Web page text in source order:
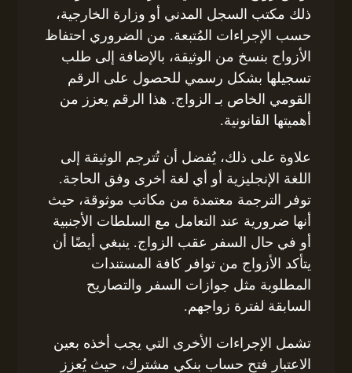
ذلك مكتب السجل المدني أو وزارة الخارجية،
حسب الإجراءات المُتبعة. من الضروري احتفاظ
الأزواج بنسخ من الوثيقة، بالإضافة إلى طلب
تسجيلها بشكل رسمي للحصول على الرقم
القومي الخاص بـ الزواج. هذا الرقم يعزز من
أهميتها القانونية.
علاوة على ذلك، يُفضل أن تُترجم الوثيقة إلى
اللغة الإنجليزية أو أي لغة أخرى وفق الحاجة.
توفر الترجمة معتمدة من مكاتب موثوقة، حيث
أنها ضرورية عند التعامل مع السلطات الأجنبية
أو في حال السفر عقب الزواج. ينبغي أيضًا أن
يتأكد الأزواج من توافر كافة المستندات
المطلوبة مثل جوازات السفر والتصاريح
السابقة لفترة زواجهم.
تشمل الإجراءات الأخرى التي يجب أخذه بعين
الاعتبار فتح حساب بنكي مشترك، حيث يُعزز